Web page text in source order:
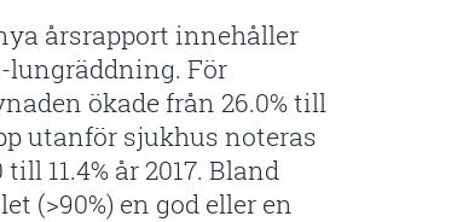
årsrapport innehåller
lungräddning. För
ökade från 26.0% till
utanför sjukhus noteras
11.4% år 2017. Bland
(>90%) en god eller en